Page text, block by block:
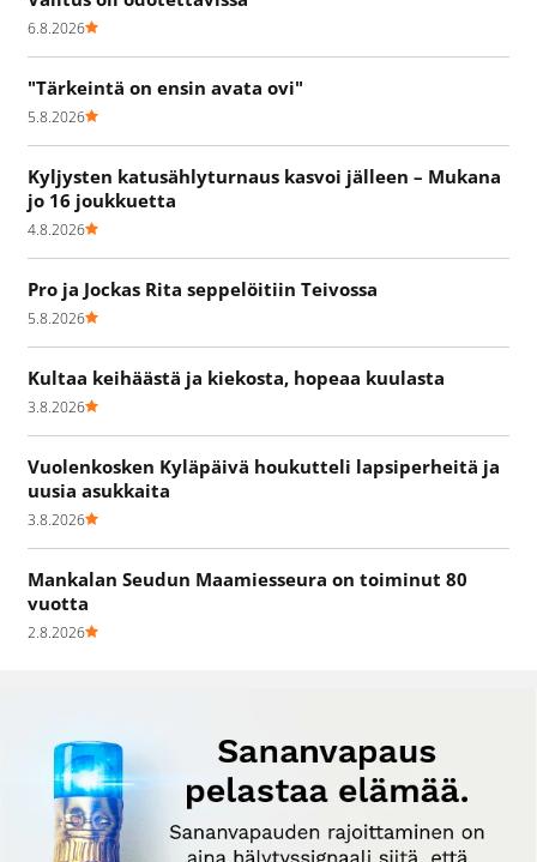
6.8.2026
"Tärkeintä on ensin avata ovi"
5.8.2026
Kyljysten katusählyturnaus kasvoi jälleen – Mukana
jo 16 joukkuetta
4.8.2026
Pro ja Jockas Rita seppelöitiin Teivossa
5.8.2026
Kultaa keihäästä ja kiekosta, hopeaa kuulasta
3.8.2026
Vuolenkosken Kyläpäivä houkutteli lapsiperheitä ja
uusia asukkaita
3.8.2026
Mankalan Seudun Maamiesseura on toiminut 80
vuotta
2.8.2026